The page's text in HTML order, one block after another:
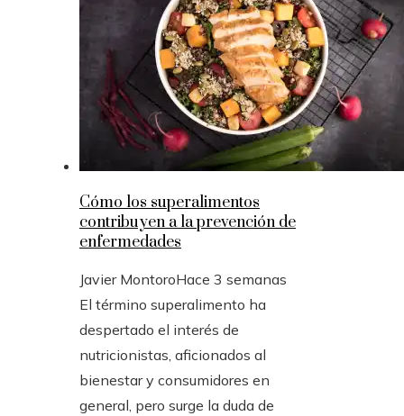
Cómo los superalimentos
contribuyen a la prevención de
enfermedades
Javier MontoroHace 3 semanas
El término superalimento ha
despertado el interés de
nutricionistas, aficionados al
bienestar y consumidores en
general, pero surge la duda de